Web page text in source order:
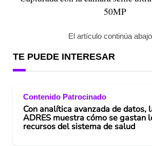
50MP
El artículo continúa abajo
TE PUEDE INTERESAR
Contenido Patrocinado
Con analítica avanzada de datos,
ADRES muestra cómo se gastan
recursos del sistema de salud